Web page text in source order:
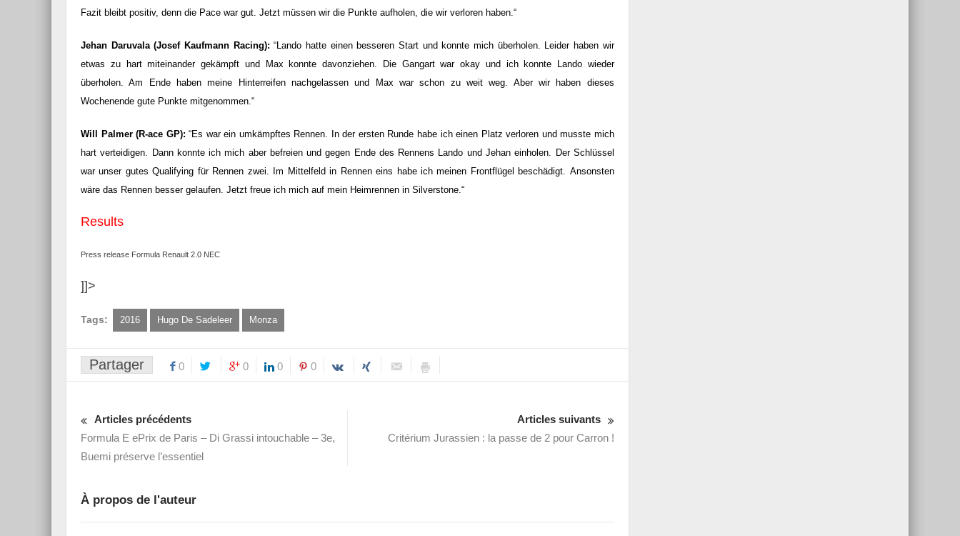
Fazit bleibt positiv, denn die Pace war gut. Jetzt müssen wir die Punkte aufholen, die wir verloren haben.“
Jehan Daruvala (Josef Kaufmann Racing): “Lando hatte einen besseren Start und konnte mich überholen. Leider haben wir
etwas zu hart miteinander gekämpft und Max konnte davonziehen. Die Gangart war okay und ich konnte Lando wieder
überholen. Am Ende haben meine Hinterreifen nachgelassen und Max war schon zu weit weg. Aber wir haben dieses
Wochenende gute Punkte mitgenommen.“
Will Palmer (R-ace GP): “Es war ein umkämpftes Rennen. In der ersten Runde habe ich einen Platz verloren und musste mich
hart verteidigen. Dann konnte ich mich aber befreien und gegen Ende des Rennens Lando und Jehan einholen. Der Schlüssel
war unser gutes Qualifying für Rennen zwei. Im Mittelfeld in Rennen eins habe ich meinen Frontflügel beschädigt. Ansonsten
wäre das Rennen besser gelaufen. Jetzt freue ich mich auf mein Heimrennen in Silverstone.“
Results
Press release Formula Renault 2.0 NEC
]]>
Tags: 2016 Hugo De Sadeleer Monza
Partager 0 0 0 0
Articles précédents
Formula E ePrix de Paris – Di Grassi intouchable – 3e,
Buemi préserve l’essentiel
Articles suivants
Critérium Jurassien : la passe de 2 pour Carron !
À propos de l'auteur